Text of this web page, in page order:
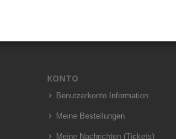
KONTO
Benutzerkonto Information
Meine Bestellungen
Meine Nachrichten (Tickets)